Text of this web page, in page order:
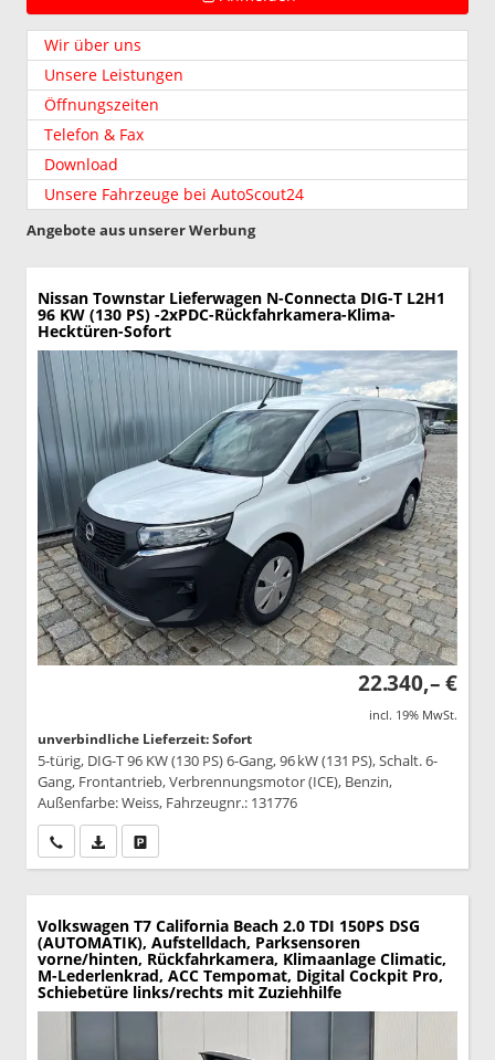
Wir über uns
Unsere Leistungen
Öffnungszeiten
Telefon & Fax
Download
Unsere Fahrzeuge bei AutoScout24
Angebote aus unserer Werbung
Nissan Townstar Lieferwagen N-Connecta DIG-T L2H1
96 KW (130 PS) -2xPDC-Rückfahrkamera-Klima-
Hecktüren-Sofort
22.340,– €
incl. 19% MwSt.
unverbindliche Lieferzeit: Sofort
5-türig, DIG-T 96 KW (130 PS) 6-Gang, 96 kW (131 PS), Schalt. 6-
Gang, Frontantrieb, Verbrennungsmotor (ICE), Benzin,
Außenfarbe: Weiss, Fahrzeugnr.: 131776
Wir rufen Sie anPDF-Datei, Fahrzeugexposé drucken
Volkswagen T7 California Beach 2.0 TDI 150PS DSG
(AUTOMATIK), Aufstelldach, Parksensoren
vorne/hinten, Rückfahrkamera, Klimaanlage Climatic,
M-Lederlenkrad, ACC Tempomat, Digital Cockpit Pro,
Schiebetüre links/rechts mit Zuziehhilfe